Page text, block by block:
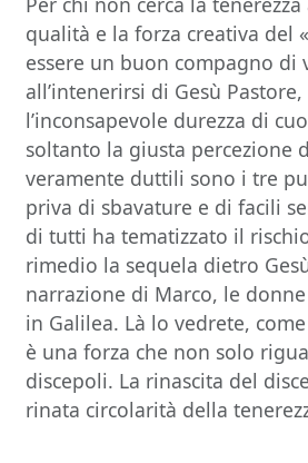
qualità e la forza creativa del
essere un buon compagno di
all’intenerirsi di Gesù
l’inconsapevole durezza di
soltanto la giusta percezione
veramente duttili sono i tre
priva di sbavature e di facili
di tutti ha tematizzato il
rimedio la sequela dietro
narrazione di Marco, le
in Galilea. Là lo vedrete,
è una forza che non solo
discepoli. La rinascita del
rinata circolarità della